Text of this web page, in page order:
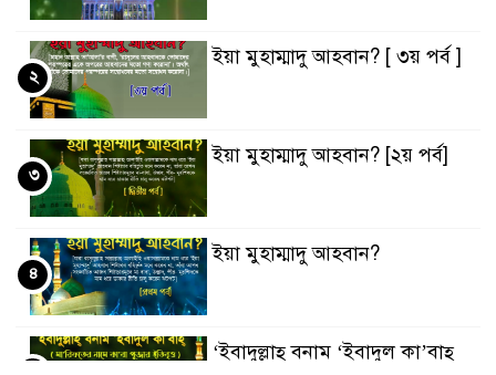
ইয়া মুহাম্মাদু আহবান? [ ৩য় পর্ব ]
২
ইয়া মুহাম্মাদু আহবান? [২য় পর্ব]
৩
ইয়া মুহাম্মাদু আহবান?
৪
‘ইবাদুল্লাহ্ বনাম ‘ইবাদুল কা’বাহ্